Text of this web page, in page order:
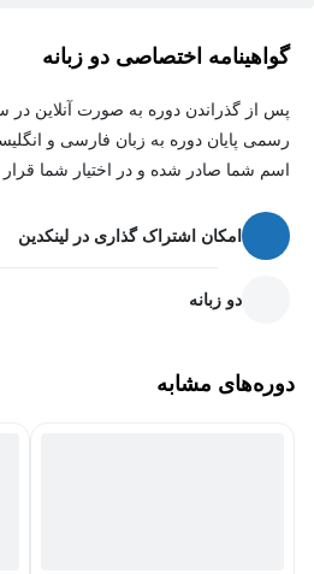
گواهینامه اختصاصی دو زبانه
پس از گذراندن دوره به صورت آنلاین در
رسمی پایان دوره به زبان فارسی و
اسم شما صادر شده و در اختیار شما
امکان اشتراک گذاری در لینکدین
دو زبانه
دوره‌های مشابه